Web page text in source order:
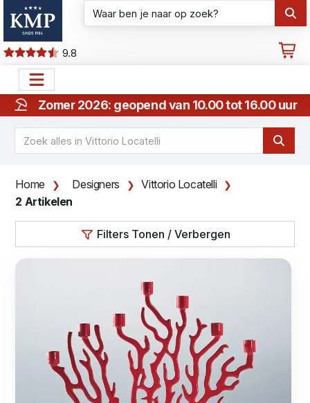
9.8
Zomer 2026: geopend van 10.00 tot 16.00 uur
Home Designers
Vittorio Locatelli
2 Artikelen
Filters Tonen / Verbergen